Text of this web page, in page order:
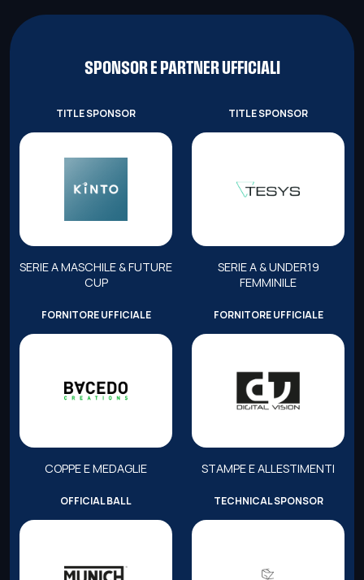
SPONSOR E PARTNER UFFICIALI
TITLE SPONSOR
SERIE A MASCHILE & FUTURE
CUP
TITLE SPONSOR
SERIE A & UNDER19
FEMMINILE
FORNITORE UFFICIALE
COPPE E MEDAGLIE
FORNITORE UFFICIALE
STAMPE E ALLESTIMENTI
OFFICIAL BALL TECHNICAL SPONSOR